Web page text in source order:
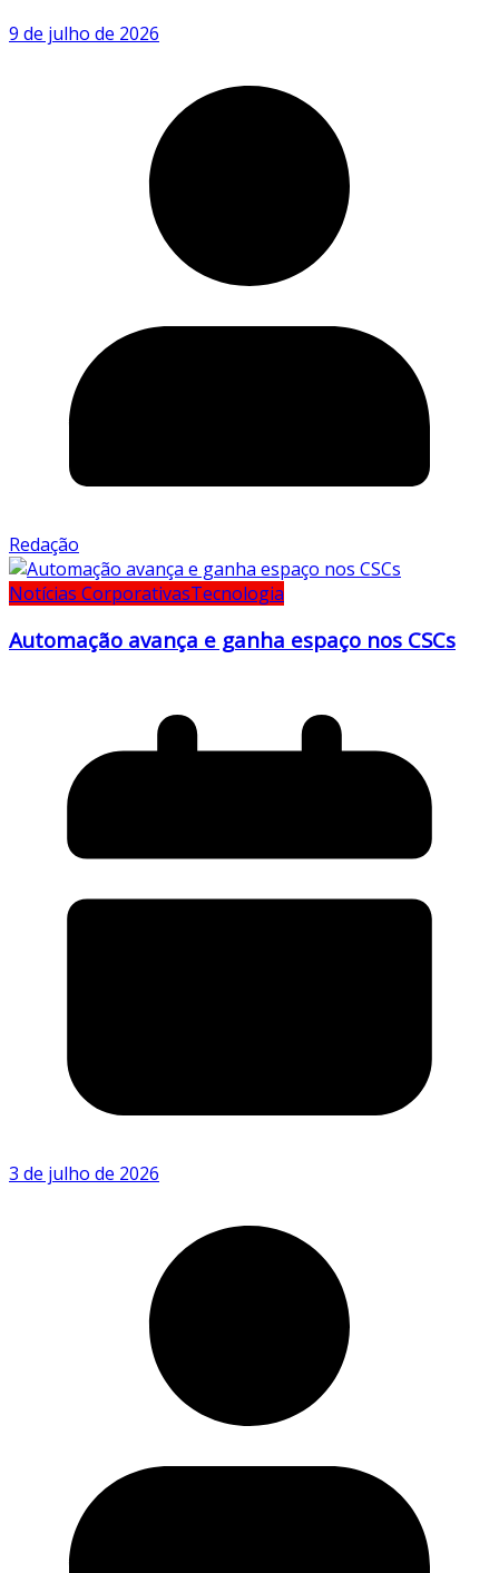
9 de julho de 2026
Redação
Notícias CorporativasTecnologia
Automação avança e ganha espaço nos CSCs
3 de julho de 2026